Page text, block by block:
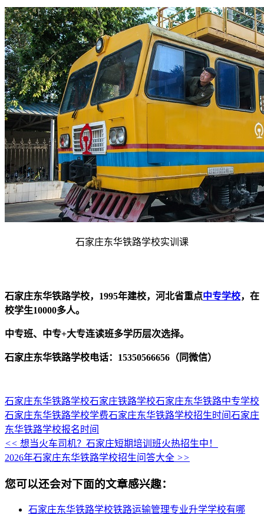
石家庄东华铁路学校实训课
石家庄东华铁路学校，1995年建校，河北省重点中专学校，在
校学生10000多人。
中专班、中专+大专连读班多学历层次选择。
石家庄东华铁路学校电话：15350566656（同微信）
石家庄东华铁路学校石家庄铁路学校石家庄东华铁路中专学校
石家庄东华铁路学校学费石家庄东华铁路学校招生时间石家庄
东华铁路学校报名时间
<< 想当火车司机？石家庄短期培训班火热招生中！
2026年石家庄东华铁路学校招生问答大全 >>
您可以还会对下面的文章感兴趣：
石家庄东华铁路学校铁路运输管理专业升学学校有哪